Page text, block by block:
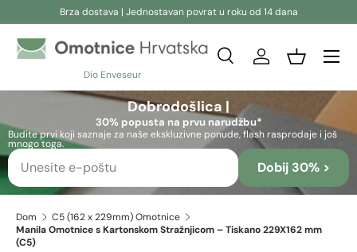
Brza dostava | Jednostavan povrat u roku od 14 dana
Dio Enveseur
Pretraživanje
Pretraživanje
Pretraživanje
PrijavaKošara
Dobrodošlica |
30% popusta na prvu narudžbu*
Budite prvi koji saznaje za naše ekskluzivne ponude, flash rasprodaje i još
mnogo toga.
Dobij 30% >
Dom
C5 (162 x 229mm) Omotnice
Manila Omotnice s Kartonskom Stražnjicom – Tiskano 229X162 mm
(C5)